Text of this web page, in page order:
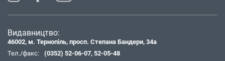
Видавництво:
46002, м. Тернопіль, просп. Степана Бандери, 34а
Тел./факс:
(0352) 52-06-07, 52-05-48